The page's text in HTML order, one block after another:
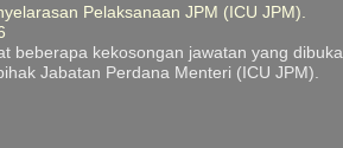
Pelaksanaan JPM (ICU JPM).
beberapa kekosongan jawatan yang dibuka
Jabatan Perdana Menteri (ICU JPM).